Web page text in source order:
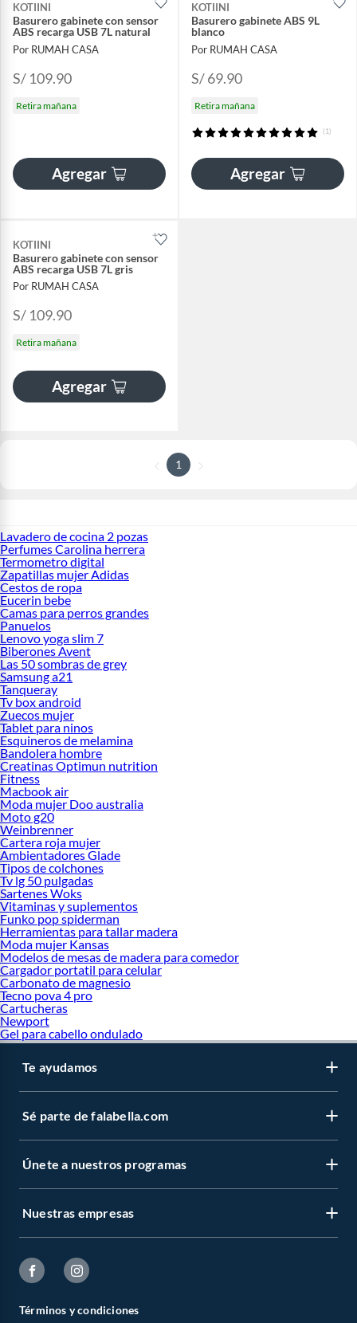
KOTIINI
Basurero gabinete con sensor
ABS recarga USB 7L natural
Por RUMAH CASA
S/ 109.90
Retira mañana
Agregar
KOTIINI
Basurero gabinete ABS 9L
blanco
Por RUMAH CASA
S/ 69.90
Retira mañana
(1)
Agregar
KOTIINI
Basurero gabinete con sensor
ABS recarga USB 7L gris
Por RUMAH CASA
S/ 109.90
Retira mañana
Agregar
1
Lavadero de cocina 2 pozas
Perfumes Carolina herrera
Termometro digital
Zapatillas mujer Adidas
Cestos de ropa
Eucerin bebe
Camas para perros grandes
Panuelos
Lenovo yoga slim 7
Biberones Avent
Las 50 sombras de grey
Samsung a21
Tanqueray
Tv box android
Zuecos mujer
Tablet para ninos
Esquineros de melamina
Bandolera hombre
Creatinas Optimun nutrition
Fitness
Macbook air
Moda mujer Doo australia
Moto g20
Weinbrenner
Cartera roja mujer
Ambientadores Glade
Tipos de colchones
Tv lg 50 pulgadas
Sartenes Woks
Vitaminas y suplementos
Funko pop spiderman
Herramientas para tallar madera
Moda mujer Kansas
Modelos de mesas de madera para comedor
Cargador portatil para celular
Carbonato de magnesio
Tecno pova 4 pro
Cartucheras
Newport
Gel para cabello ondulado
Te ayudamos
Sé parte de falabella.com
Únete a nuestros programas
Nuestras empresas
Términos y condiciones